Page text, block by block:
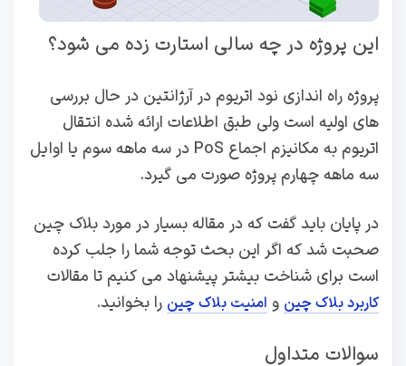
این پروژه در چه سالی استارت زده می شود؟
پروژه راه اندازی نود اتریوم در آرژانتین در حال بررسی
های اولیه است ولی طبق اطلاعات ارائه شده انتقال
اتریوم به مکانیزم اجماع PoS در سه ماهه سوم یا اوایل
سه ماهه چهارم پروژه صورت می گیرد.
در پایان باید گفت که در مقاله بسیار در مورد بلاک چین
صحبت شد که اگر این بحث توجه شما را جلب کرده
است برای شناخت بیشتر پیشنهاد می کنیم تا مقالات
کاربرد بلاک چین و امنیت بلاک چین را بخوانید.
سوالات متداول